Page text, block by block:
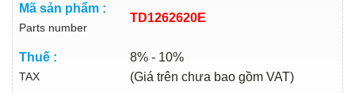
Mã sản phẩm :
Parts number
TD1262620E
Thuế :
TAX
8% - 10%
(Giá trên chưa bao gồm VAT)